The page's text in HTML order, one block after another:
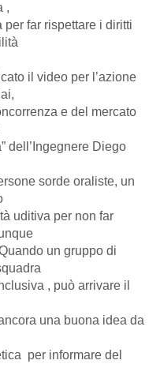
,
far rispettare i diritti
il video per l’azione
e del mercato
dell’Ingegnere Diego
sorde oraliste, un
uditiva per non far
un gruppo di
, può arrivare il
una buona idea da
per informare del